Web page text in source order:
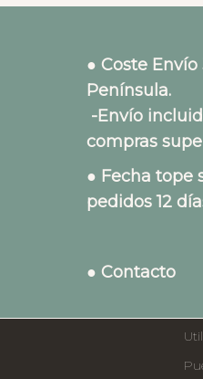
● Coste
-Envío
compras
● Fecha tope
pedidos 12
● Contacto